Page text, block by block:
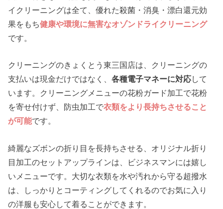
イクリーニングは全て、優れた殺菌・消臭・漂白還元効
果をもち健康や環境に無害なオゾンドライクリーニング
です。
クリーニングのきょくとう東三国店は、クリーニングの
支払いは現金だけではなく、各種電子マネーに対応して
います。クリーニングメニューの花粉ガード加工で花粉
を寄せ付けず、防虫加工で衣類をより長持ちさせること
が可能です。
綺麗なズボンの折り目を長持ちさせる、オリジナル折り
目加工のセットアップラインは、ビジネスマンには嬉し
いメニューです。大切な衣類を水や汚れから守る超撥水
は、しっかりとコーティングしてくれるのでお気に入り
の洋服も安心して着ることができます。